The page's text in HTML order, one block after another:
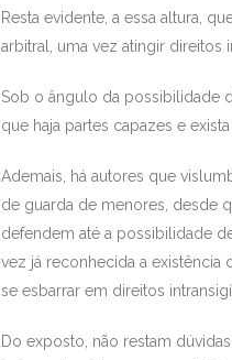
Resta evidente, a essa altura,
arbitral, uma vez atingir direitos
Sob o ângulo da possibilidade
que haja partes capazes e
Ademais, há autores que
de guarda de menores, desde
defendem até a possibilidade
vez já reconhecida a existência
se esbarrar em direitos
Do exposto, não restam